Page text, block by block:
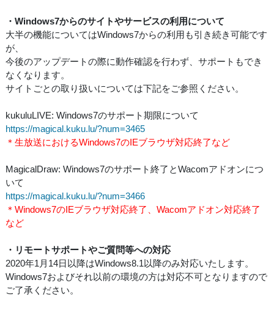
・Windows7からのサイトやサービスの利用について
大半の機能についてはWindows7からの利用も引き続き可能です
が、
今後のアップデートの際に動作確認を行わず、サポートもでき
なくなります。
サイトごとの取り扱いについては下記をご参照ください。
kukuluLIVE: Windows7のサポート期限について
https://magical.kuku.lu/?num=3465
＊生放送におけるWindows7のIEブラウザ対応終了など
MagicalDraw: Windows7のサポート終了とWacomアドオンにつ
いて
https://magical.kuku.lu/?num=3466
＊Windows7のIEブラウザ対応終了、Wacomアドオン対応終了
など
・リモートサポートやご質問等への対応
2020年1月14日以降はWindows8.1以降のみ対応いたします。
Windows7およびそれ以前の環境の方は対応不可となりますので
ご了承ください。